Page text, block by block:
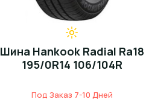
Шина Hankook Radial Ra18
195/0R14 106/104R
Под Заказ 7-10 Дней